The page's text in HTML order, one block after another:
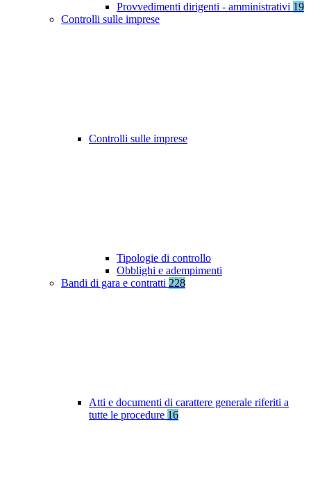
Provvedimenti dirigenti - amministrativi 19
Controlli sulle imprese
Controlli sulle imprese
Tipologie di controllo
Obblighi e adempimenti
Bandi di gara e contratti 228
Atti e documenti di carattere generale riferiti a
tutte le procedure 16